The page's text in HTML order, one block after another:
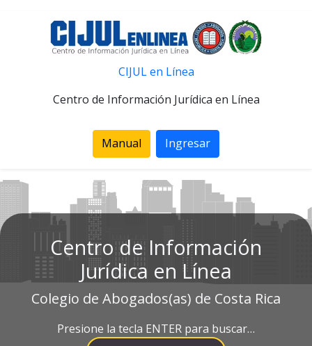
CIJUL en Línea
Centro de Información Jurídica en Línea
Manual Ingresar
Centro de Información
Jurídica en Línea
Colegio de Abogados(as) de Costa Rica
Presione la tecla ENTER para buscar…